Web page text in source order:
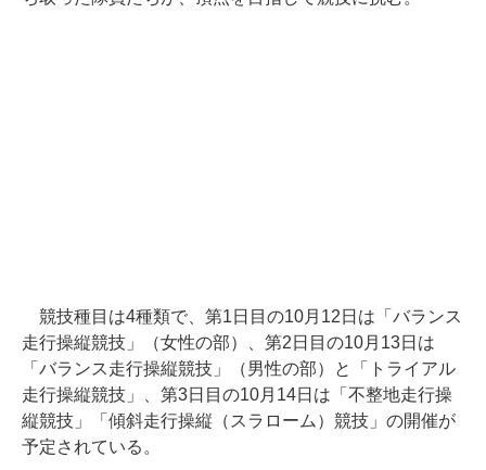
競技種目は4種類で、第1日目の10月12日は「バランス
走行操縦競技」（女性の部）、第2日目の10月13日は
「バランス走行操縦競技」（男性の部）と「トライアル
走行操縦競技」、第3日目の10月14日は「不整地走行操
縦競技」「傾斜走行操縦（スラローム）競技」の開催が
予定されている。